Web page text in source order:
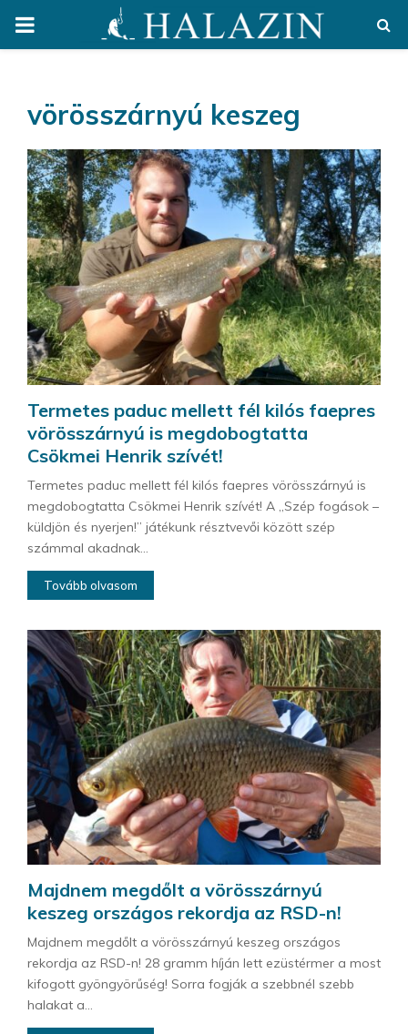
PRIMARY
vörösszárnyú keszeg
Termetes paduc mellett fél kilós faepres
vörösszárnyú is megdobogtatta
Csökmei Henrik szívét!
Termetes paduc mellett fél kilós faepres vörösszárnyú is
megdobogtatta Csökmei Henrik szívét! A „Szép fogások –
küldjön és nyerjen!” játékunk résztvevői között szép
számmal akadnak...
Tovább olvasom
Majdnem megdőlt a vörösszárnyú
keszeg országos rekordja az RSD-n!
Majdnem megdőlt a vörösszárnyú keszeg országos
rekordja az RSD-n! 28 gramm híján lett ezüstérmer a most
kifogott gyöngyörűség! Sorra fogják a szebbnél szebb
halakat a...